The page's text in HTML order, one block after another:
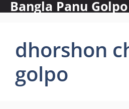
SkipBangla Panu Golpo
dhorshon
golpo